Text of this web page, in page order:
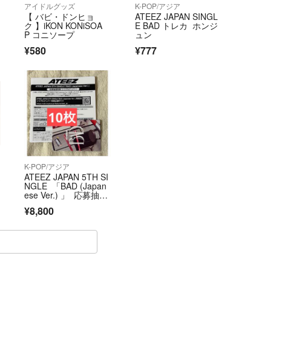
アイドルグッズ
【 バビ・ドンヒョ
ク 】iKON KONiSOA
P コニソープ
¥580
K-POP/アジア
ATEEZ JAPAN SINGL
E BAD トレカ ホンジ
ュン
¥777
K-POP/アジア
ATEEZ JAPAN 5TH SI
NGLE 「BAD (Japan
ese Ver.) 」 応募抽選
特典 シリアル10枚
¥8,800